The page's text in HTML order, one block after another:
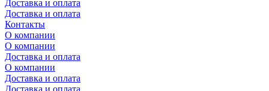
Доставка и оплата
Доставка и оплата
Контакты
О компании
О компании
Доставка и оплата
О компании
Доставка и оплата
Доставка и оплата